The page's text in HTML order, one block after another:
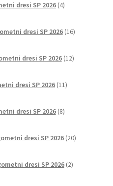
dresi SP 2026 4izdelki
dresi SP 2026 16izdelkov
dresi SP 2026 12izdelkov
dresi SP 2026 11izdelkov
dresi SP 2026 8izdelkov
dresi SP 2026 20izdelkov
dresi SP 2026 2izdelka